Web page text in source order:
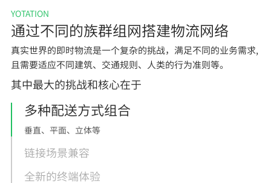
YOTATION
通过不同的族群组网搭建物流网络
真实世界的即时物流是一个复杂的挑战，满足不同的业务需求,
且需要适应不同建筑、交通规则、人类的行为准则等。
其中最大的挑战和核心在于
多种配送方式组合
垂直、平面、立体等
链接场景兼容
全新的终端体验